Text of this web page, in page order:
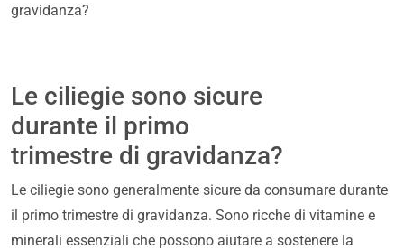
gravidanza?
Le ciliegie sono sicure
durante il primo
trimestre di gravidanza?
Le ciliegie sono generalmente sicure da consumare durante
il primo trimestre di gravidanza. Sono ricche di vitamine e
minerali essenziali che possono aiutare a sostenere la